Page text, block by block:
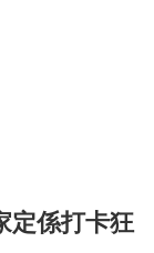
定係打卡狂